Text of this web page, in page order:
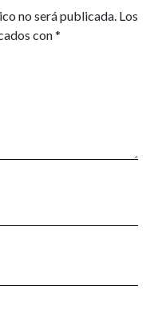
no será publicada. Los
con*